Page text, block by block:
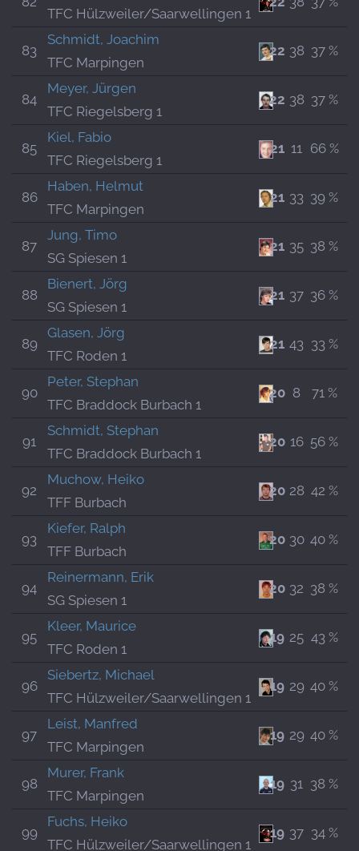
TFC Hülzweiler/Saarwellingen 1
83
Schmidt, Joachim
TFC Marpingen
22 38 37 %
84
Meyer, Jürgen
TFC Riegelsberg 1
22 38 37 %
85
Kiel, Fabio
TFC Riegelsberg 1
21 11 66 %
86
Haben, Helmut
TFC Marpingen
21 33 39 %
87
Jung, Timo
SG Spiesen 1
21 35 38 %
88
Bienert, Jörg
SG Spiesen 1
21 37 36 %
89
Glasen, Jörg
TFC Roden 1
21 43 33 %
90
Peter, Stephan
TFC Braddock Burbach 1
20 8 71 %
91
Schmidt, Stephan
TFC Braddock Burbach 1
20 16 56 %
92
Muchow, Heiko
TFF Burbach
20 28 42 %
93
Kiefer, Ralph
TFF Burbach
20 30 40 %
94
Reinermann, Erik
SG Spiesen 1
20 32 38 %
95
Kleer, Maurice
TFC Roden 1
19 25 43 %
96
Siebertz, Michael
TFC Hülzweiler/Saarwellingen 1
19 29 40 %
97
Leist, Manfred
TFC Marpingen
19 29 40 %
98
Murer, Frank
TFC Marpingen
19 31 38 %
99
Fuchs, Heiko
TFC Hülzweiler/Saarwellingen 1
19 37 34 %